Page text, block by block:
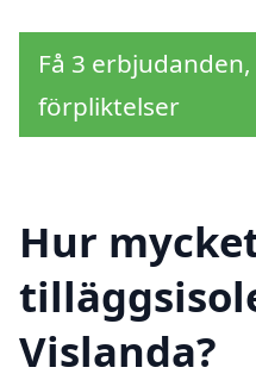
Få 3
förpliktelser
Hur
Vislanda?